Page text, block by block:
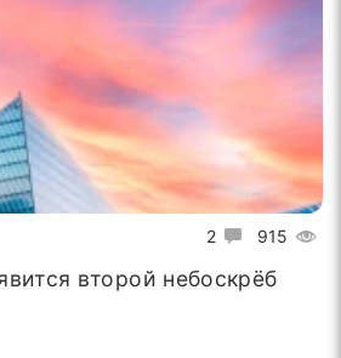
2 915
второй небоскрёб